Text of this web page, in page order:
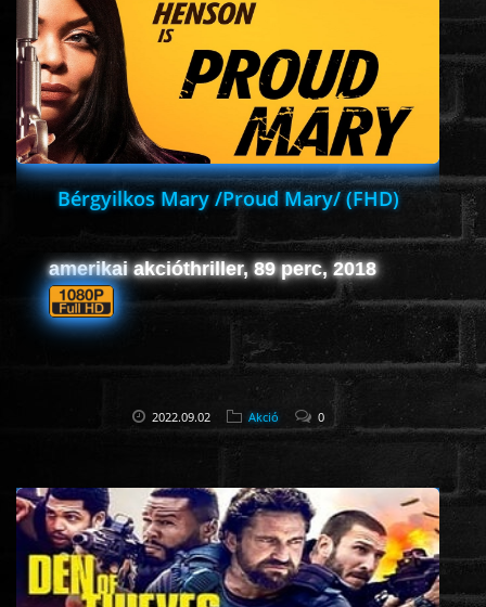
www.onlinefilmvilag2.eu,Copyright © 2017-2026 Az oldal nem tárol
semmilyen jogsértő tartalmat. Minden adat külső forrásból származik |
Frissítve: 2026.07.27
Bérgyilkos Mary /Proud Mary/ (FHD)
amerikai akcióthriller, 89 perc, 2018
2022.09.02 Akció 0